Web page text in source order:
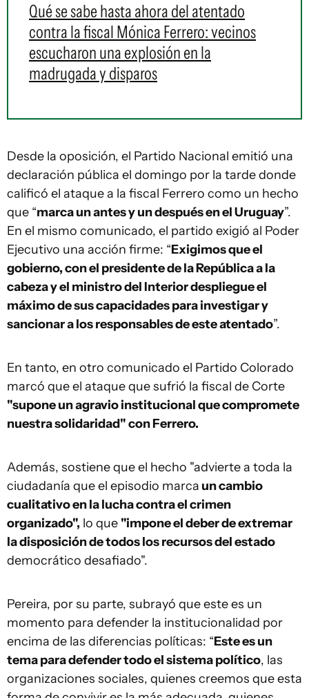
Qué se sabe hasta ahora del atentado
contra la fiscal Mónica Ferrero: vecinos
escucharon una explosión en la
madrugada y disparos
Desde la oposición, el Partido Nacional emitió una
declaración pública el domingo por la tarde donde
calificó el ataque a la fiscal Ferrero como un hecho
que “marca un antes y un después en el Uruguay”.
En el mismo comunicado, el partido exigió al Poder
Ejecutivo una acción firme: “Exigimos que el
gobierno, con el presidente de la República a la
cabeza y el ministro del Interior despliegue el
máximo de sus capacidades para investigar y
sancionar a los responsables de este atentado”.
En tanto, en otro comunicado el Partido Colorado
marcó que el ataque que sufrió la fiscal de Corte
"supone un agravio institucional que compromete
nuestra solidaridad" con Ferrero.
Además, sostiene que el hecho "advierte a toda la
ciudadanía que el episodio marca un cambio
cualitativo en la lucha contra el crimen
organizado", lo que "impone el deber de extremar
la disposición de todos los recursos del estado
democrático desafiado".
Pereira, por su parte, subrayó que este es un
momento para defender la institucionalidad por
encima de las diferencias políticas: “Este es un
tema para defender todo el sistema político, las
organizaciones sociales, quienes creemos que esta